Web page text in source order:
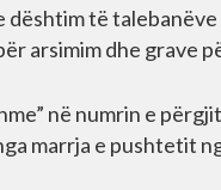
dështim të
arsimim dhe grave
në numrin e
marrja e pushtetit